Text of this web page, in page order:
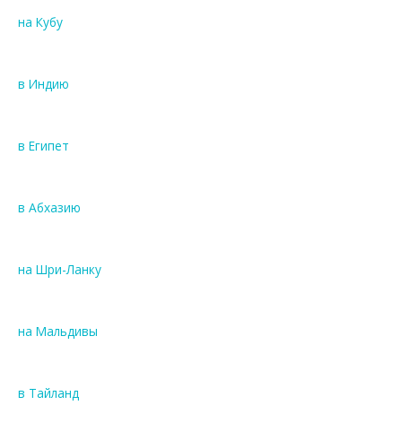
на Кубу
в Индию
в Египет
в Абхазию
на Шри-Ланку
на Мальдивы
в Тайланд